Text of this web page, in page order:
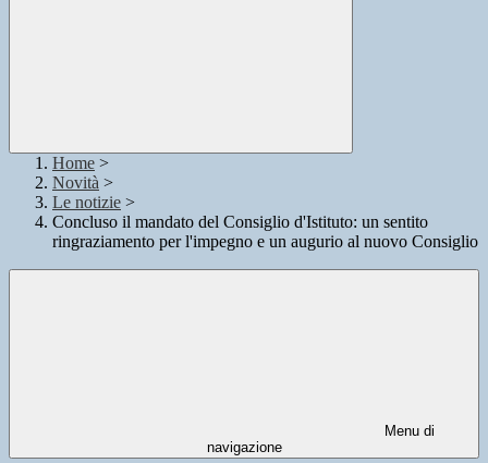
Home >
Novità >
Le notizie >
Concluso il mandato del Consiglio d'Istituto: un sentito
ringraziamento per l'impegno e un augurio al nuovo Consiglio
Menu di
navigazione